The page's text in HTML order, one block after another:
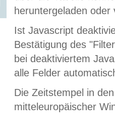
heruntergeladen oder
Ist Javascript
Bestätigung des
bei deaktiviertem
alle Felder
Die Zeitstempel in
mitteleuropäischer